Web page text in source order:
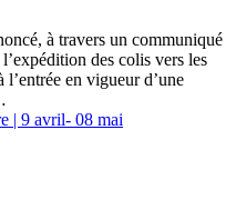
à travers un communiqué
des colis vers les
en vigueur d’une